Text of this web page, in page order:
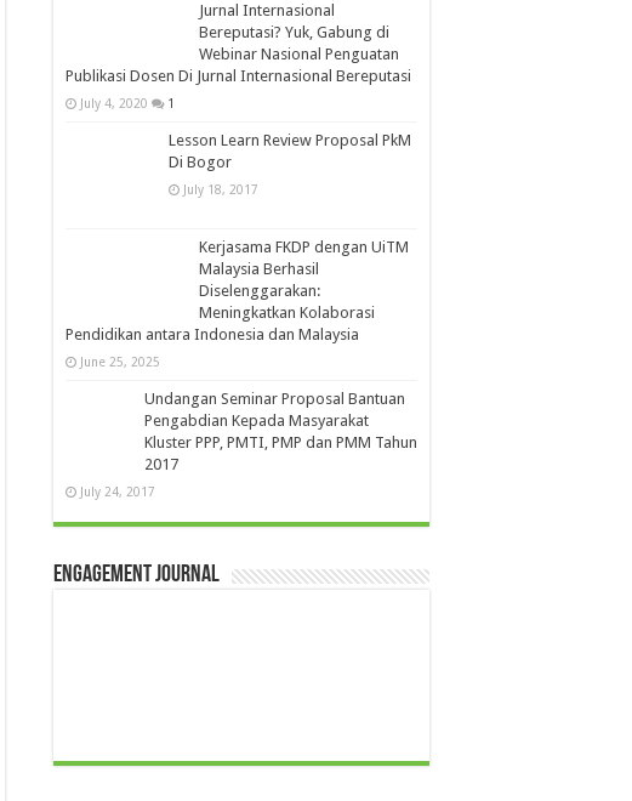
Jurnal Internasional
Bereputasi? Yuk, Gabung di
Webinar Nasional Penguatan
Publikasi Dosen Di Jurnal Internasional Bereputasi
July 4, 2020 1
Lesson Learn Review Proposal PkM
Di Bogor
July 18, 2017
Kerjasama FKDP dengan UiTM
Malaysia Berhasil
Diselenggarakan:
Meningkatkan Kolaborasi
Pendidikan antara Indonesia dan Malaysia
June 25, 2025
Undangan Seminar Proposal Bantuan
Pengabdian Kepada Masyarakat
Kluster PPP, PMTI, PMP dan PMM Tahun
2017
July 24, 2017
Engagement Journal